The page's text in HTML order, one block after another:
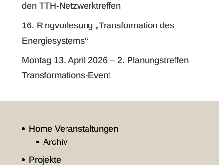
den TTH-Netzwerktreffen
16. Ringvorlesung „Transformation des
Energiesystems“
Montag 13. April 2026 – 2. Planungstreffen
Transformations-Event
Home Veranstaltungen
Archiv
Projekte